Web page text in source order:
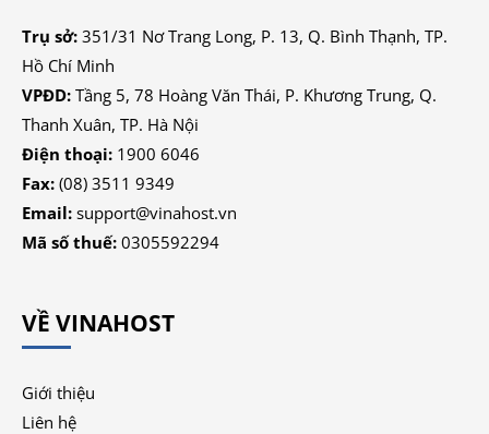
Trụ sở: 351/31 Nơ Trang Long, P. 13, Q. Bình Thạnh, TP.
Hồ Chí Minh
VPĐD: Tầng 5, 78 Hoàng Văn Thái, P. Khương Trung, Q.
Thanh Xuân, TP. Hà Nội
Điện thoại: 1900 6046
Fax: (08) 3511 9349
Email: support@vinahost.vn
Mã số thuế: 0305592294
VỀ VINAHOST
Giới thiệu
Liên hệ